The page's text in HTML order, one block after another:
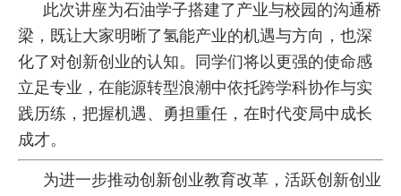
专
此次讲座为石油学子搭建了产业与校园的沟通桥
梁，既让大家明晰了氢能产业的机遇与方向，也深
化了对创新创业的认知。同学们将以更强的使命感
立足专业，在能源转型浪潮中依托跨学科协作与实
践历练，把握机遇、勇担重任，在时代变局中成长
成才。
为进一步推动创新创业教育改革，活跃创新创业